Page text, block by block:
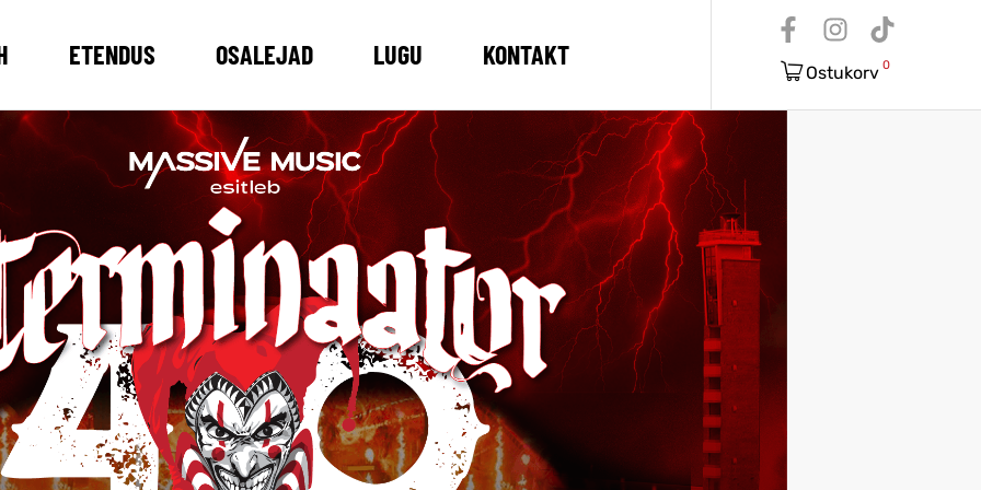
ETENDUS OSALEJAD LUGU KONTAKT
Ostukorv 0